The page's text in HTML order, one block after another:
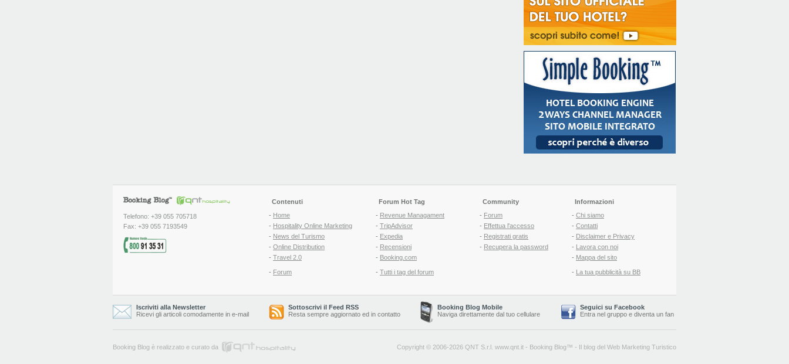
Telefono: +39 055 705718
Fax: +39 055 7193549
Contenuti
- Home
- Hospitality Online Marketing
- News del Turismo
- Online Distribution
- Travel 2.0
- Forum
Forum Hot Tag
- Revenue Managament
- TripAdvisor
- Expedia
- Recensioni
- Booking.com
- Tutti i tag del forum
Community
- Forum
- Effettua l'accesso
- Registrati gratis
- Recupera la password
Informazioni
- Chi siamo
- Contatti
- Disclaimer e Privacy
- Lavora con noi
- Mappa del sito
- La tua pubblicità su BB
Iscriviti alla Newsletter
Ricevi gli articoli comodamente in e-mail
Sottoscrivi il Feed RSS
Resta sempre aggiornato ed in contatto
Booking Blog Mobile
Naviga direttamente dal tuo cellulare
Seguici su Facebook
Entra nel gruppo e diventa un fan
Booking Blog è realizzato e curato da Copyright © 2006-2026 QNT S.r.l. www.qnt.it - Booking Blog™ - Il blog del Web Marketing Turistico